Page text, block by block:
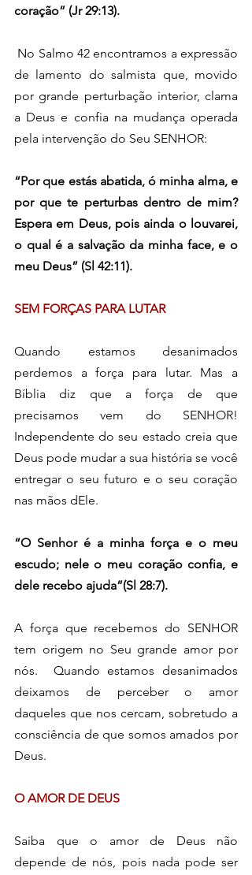
coração” (Jr 29:13).
de lamento do salmista que, movido
por grande perturbação interior, clama
a Deus e confia na mudança operada
pela intervenção do Seu SENHOR:
“Por que estás abatida, ó minha alma, e
por que te perturbas dentro de mim?
Espera em Deus, pois ainda o louvarei,
o qual é a salvação da minha face, e o
meu Deus” (Sl 42:11).
SEM FORÇAS PARA LUTAR
Quando estamos desanimados
perdemos a força para lutar. Mas a
Bíblia diz que a força de que
precisamos vem do SENHOR!
Independente do seu estado creia que
Deus pode mudar a sua história se você
entregar o seu futuro e o seu coração
nas mãos dEle.
“O Senhor é a minha força e o meu
escudo; nele o meu coração confia, e
dele recebo ajuda”(Sl 28:7).
A força que recebemos do SENHOR
tem origem no Seu grande amor por
nós.  Quando estamos desanimados
deixamos de perceber o amor
daqueles que nos cercam, sobretudo a
consciência de que somos amados por
Deus.
O AMOR DE DEUS
Saiba que o amor de Deus não
depende de nós, pois nada pode ser